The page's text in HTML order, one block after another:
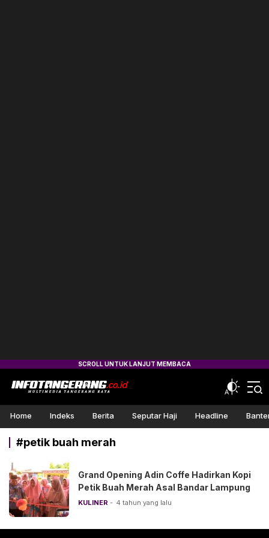
Info Tangerang
Multimedia Tangerang Raya
Home Indeks Berita Seputar Haji Headline
#petik buah merah
Grand Opening Adin Coffe Hadirkan Kopi
Petik Buah Merah Asal Bandar Lampung
KULINER 4 tahun yang lalu